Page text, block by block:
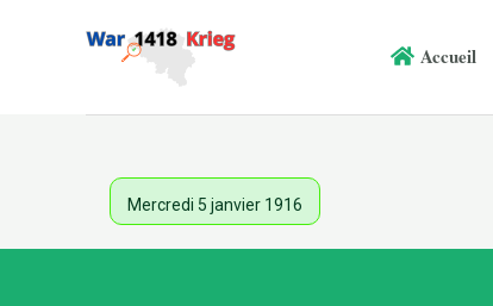
Accueil
Mercredi 5 janvier 1916